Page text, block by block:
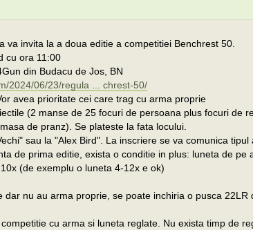
va invita la a doua editie a competitiei Benchrest 50.
cu ora 11:00
din Budacu de Jos, BN
2024/06/23/regula ... chrest-50/
avea prioritate cei care trag cu arma proprie
(2 manse de 25 focuri de persoana plus focuri de
de pranz). Se plateste la fata locului.
sau la "Alex Bird". La inscriere se va comunica tipul
de prima editie, exista o conditie in plus: luneta de pe
(de exemplu o luneta 4-12x e ok)
dar nu au arma proprie, se poate inchiria o pusca 22LR
cu arma si luneta reglate. Nu exista timp de